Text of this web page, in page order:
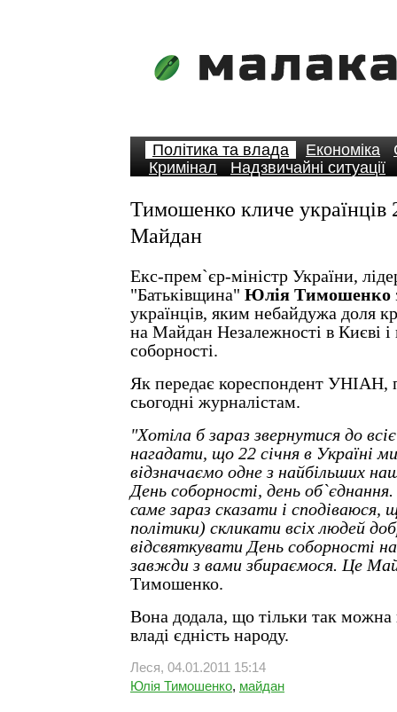
Політика та влада Економіка
Кримінал
Надзвичайні ситуації
Тимошенко кличе українців
Майдан
Екс-прем`єр-міністр України,
"Батьківщина" Юлія Тимошенко
українців, яким небайдужа доля
на Майдан Незалежності в Києві і
соборності.
Як передає кореспондент УНІАН,
сьогодні журналістам.
"Хотіла б зараз звернутися до
нагадати, що 22 січня в Україні
відзначаємо одне з найбільших
День соборності, день
саме зараз сказати і
політики) скликати всіх людей
відсвяткувати День соборності
завжди з вами збираємося. Це
Тимошенко.
Вона додала, що тільки так можна
владі єдність народу.
Леся, 04.01.2011 15:14
Юлія Тимошенко, майдан